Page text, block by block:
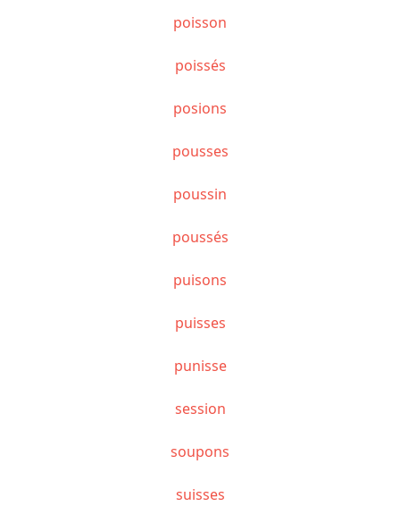
poisson
poissés
posions
pousses
poussin
poussés
puisons
puisses
punisse
session
soupons
suisses